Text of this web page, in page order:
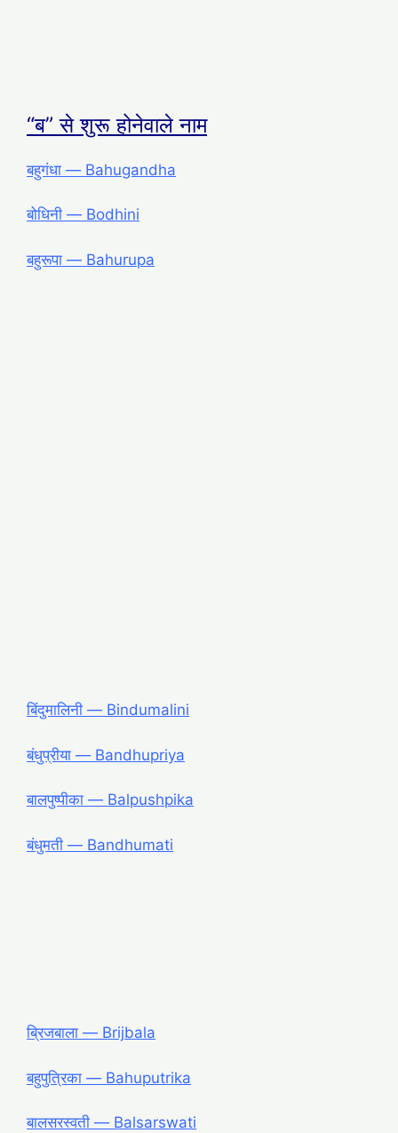
“ब” से शुरू होनेवाले नाम
बहुगंधा ― Bahugandha
बोधिनी ― Bodhini
बहुरूपा ― Bahurupa
बिंदुमालिनी ― Bindumalini
बंधुप्रीया ― Bandhupriya
बालपुष्पीका ― Balpushpika
बंधुमती ― Bandhumati
ब्रिजबाला ― Brijbala
बहुपुत्रिका ― Bahuputrika
बालसरस्वती ― Balsarswati